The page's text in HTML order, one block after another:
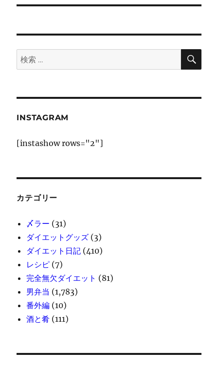
ン
稿:
検
索:
検
INSTAGRAM
[instashow rows="2"]
カテゴリー
〆ラー (31)
ダイエットグッズ (3)
ダイエット日記 (410)
レシピ (7)
完全無欠ダイエット (81)
男弁当 (1,783)
番外編 (10)
酒と肴 (111)